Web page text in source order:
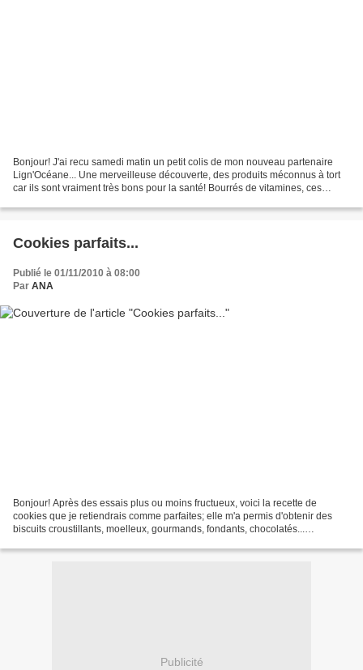
Bonjour! J'ai recu samedi matin un petit colis de mon nouveau partenaire
Lign'Océane... Une merveilleuse découverte, des produits méconnus à tort
car ils sont vraiment très bons pour la santé! Bourrés de vitamines, ces
Cookies parfaits...
Publié le 01/11/2010 à 08:00
Par ANA
Bonjour! Après des essais plus ou moins fructueux, voici la recette de
cookies que je retiendrais comme parfaites; elle m'a permis d'obtenir des
biscuits croustillants, moelleux, gourmands, fondants, chocolatés...
Publicité